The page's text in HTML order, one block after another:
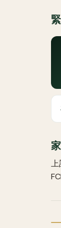
上